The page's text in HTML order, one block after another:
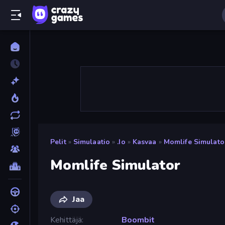
Pelit » Simulaatio » .io » Kasvaa » Momlife
Momlife Simulator
Jaa
Kehittäjä
Boombit